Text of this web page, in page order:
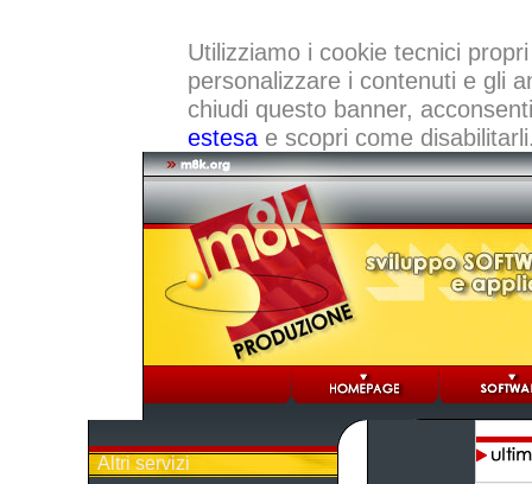
Utilizziamo i cookie tecnici
personalizzare i contenuti e gli
chiudi questo banner,
estesae scopri come
Altri servizi